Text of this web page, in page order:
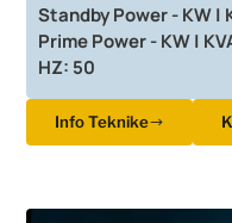
Standby Power - KW |
Prime Power - KW |
HZ: 50
Info Teknike